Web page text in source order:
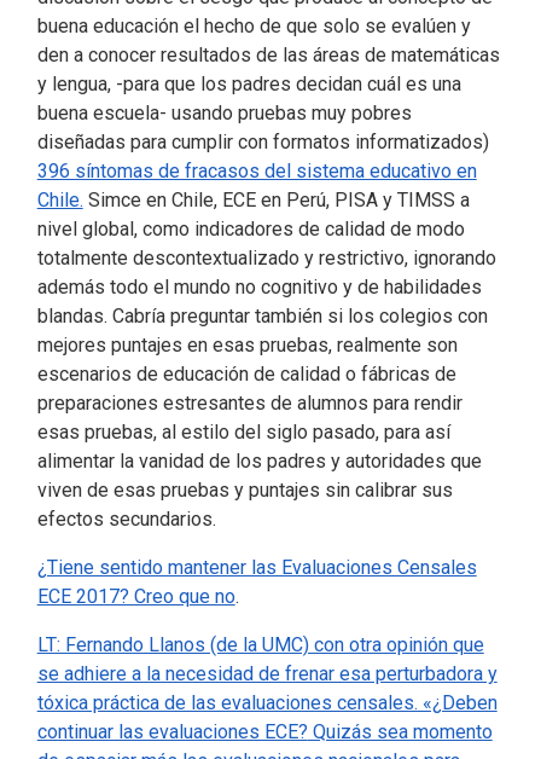
buena educación el hecho de que solo se evalúen y
den a conocer resultados de las áreas de matemáticas
y lengua, -para que los padres decidan cuál es una
buena escuela- usando pruebas muy pobres
diseñadas para cumplir con formatos informatizados)
396 síntomas de fracasos del sistema educativo en
Chile. Simce en Chile, ECE en Perú, PISA y TIMSS a
nivel global, como indicadores de calidad de modo
totalmente descontextualizado y restrictivo, ignorando
además todo el mundo no cognitivo y de habilidades
blandas. Cabría preguntar también si los colegios con
mejores puntajes en esas pruebas, realmente son
escenarios de educación de calidad o fábricas de
preparaciones estresantes de alumnos para rendir
esas pruebas, al estilo del siglo pasado, para así
alimentar la vanidad de los padres y autoridades que
viven de esas pruebas y puntajes sin calibrar sus
efectos secundarios.
¿Tiene sentido mantener las Evaluaciones Censales
ECE 2017? Creo que no.
LT: Fernando Llanos (de la UMC) con otra opinión que
se adhiere a la necesidad de frenar esa perturbadora y
tóxica práctica de las evaluaciones censales. «¿Deben
continuar las evaluaciones ECE? Quizás sea momento